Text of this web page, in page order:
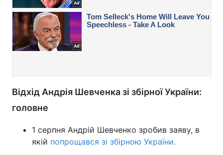
Відхід Андрія Шевченка зі збірної України:
головне
1 серпня Андрій Шевченко зробив заяву, в
якій попрощався зі збірною України.